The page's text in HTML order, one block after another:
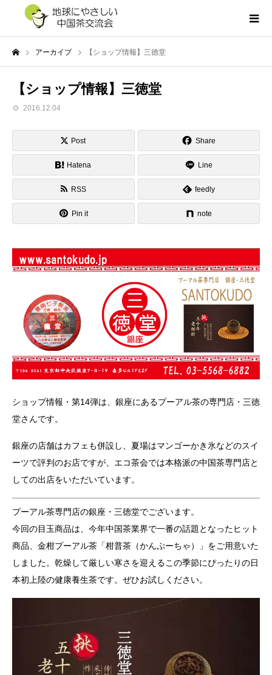
アーカイブ 【ショップ情報】三徳堂
【ショップ情報】三徳堂
2016.12.04
Post Share
Hatena Line
RSS feedly
Pin it note
ショップ情報・第14弾は、銀座にあるプーアル茶の専門店・三徳
堂さんです。
銀座の店舗はカフェも併設し、夏場はマンゴーかき氷などのスイ
ーツで評判のお店ですが、エコ茶会では本格派の中国茶専門店と
しての出店をいただいています。
プーアル茶専門店の銀座・三徳堂でございます。
今回の目玉商品は、今年中国茶業界で一番の話題となったヒット
商品、金柑プーアル茶「柑普茶（かんぷーちゃ）」をご用意いた
しました。乾燥して厳しい寒さを迎えるこの季節にぴったりの日
本初上陸の健康養生茶です。ぜひお試しください。